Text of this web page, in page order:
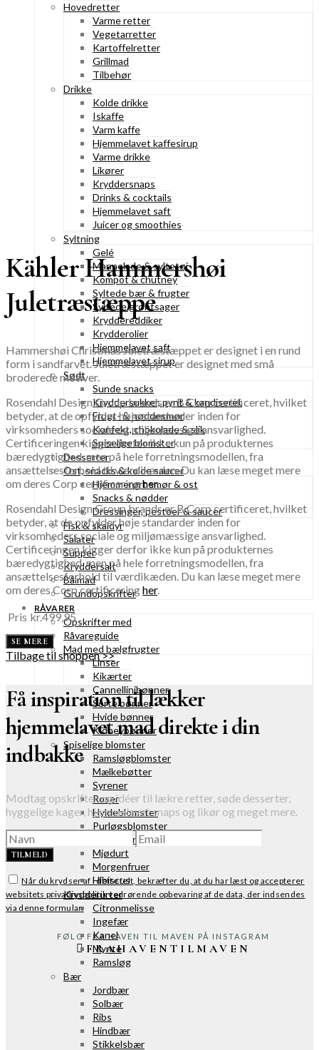
Hovedretter
Varme retter
Vegetarretter
Kartoffelretter
Grillmad
Tilbehør
Drikke
Kolde drikke
Iskaffe
Varm kaffe
Hjemmelavet kaffesirup
Varme drikke
Likører
Kryddersnaps
Drinks & cocktails
Hjemmelavet saft
Juicer og smoothies
Syltning
Gelé
Marmelade & syltetøj
Kompot & chutney
Syltede bær & frugter
Syltede grøntsager
Kryddereddiker
Krydderolier
Hjemmelavet saft
Hjemmelavet sirup
Sødt
Sunde snacks
Kryddersukker, pynt & kandiseret
Frugt- & nøddesmør
Konfekt, chokolade & slik
Spiselige blomster
Desserter
Ost, snacks & kolde saucer
Hjemmerørt smør & ost
Snacks & nødder
Dressinger, pestoer & saucer
Fisk & skaldyr
Salater
Supper
Kryddersalt
Bålmad
Grundopskrifter
RÅVARER
Opskrifter med
Råvareguide
Mad med bælgfrugter
Linser
Kikærter
Cannellinibønner
Sorte bønner
Hvide bønner
Kidneybønner
Spiselige blomster
Ramsløgblomster
Mælkebøtter
Syrener
Roser
Hyldeblomster
Purløgsblomster
Lavendler
Mjødurt
Morgenfruer
Hibiscus
Krydderurter
Citronmelisse
Ingefær
Kanel
Mynte
Ramsløg
Bær
Jordbær
Solbær
Ribs
Hindbær
Stikkelsbær
Kähler Hammershøi
Juletræstæppe
Hammershøi Christmas Juletræstæppet er designet i en rund
form i sandfarvet. Juletræstæppet er designet med små
broderede motiver.
Rosendahl Design Group brands er B Corp certificeret, hvilket
betyder, at de opfylder høje standarder inden for
virksomheders sociale og miljømæssige ansvarlighed.
Certificeringen kigger derfor ikke kun på produkternes
bæredygtighed, men på hele forretningsmodellen, fra
ansættelsesforhold til værdikæden. Du kan læse meget mere
om deres Corp certificeringher.
Rosendahl Design Group brands er B Corp certificeret, hvilket
betyder, at de opfylder høje standarder inden for
virksomheders sociale og miljømæssige ansvarlighed.
Certificeringen kigger derfor ikke kun på produkternes
bæredygtighed, men på hele forretningsmodellen, fra
ansættelsesforhold til værdikæden. Du kan læse meget mere
om deres Corp certificeringher.
Pris kr.499,95
SE MERE
Tilbage til shoppen >>
Få inspiration til lækker
hjemmelavet mad direkte i din
indbakke
Modtag opskrifter og idéer til lækre retter, søde desserter,
hyggelige kager, hjemmelavet snaps og likør og meget mere.
TILMELD
Når du krydser af i dette felt, bekræfter du, at du har læst og accepterer
websitets privatlivspolitik vedrørende opbevaring af de data, der indsendes
via denne formular.
FRAHAVENTILMAVEN
FØLG FRA HAVEN TIL MAVEN PÅ INSTAGRAM